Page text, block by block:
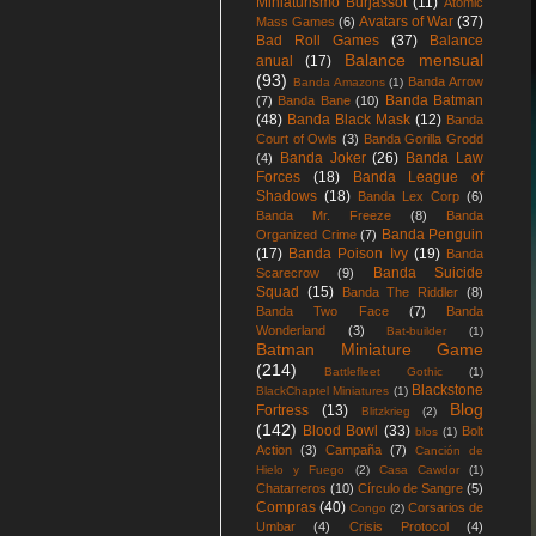
Mass Games (6) Avatars of War (37)
Bad Roll Games
(37)
Balance
anual
(17)
Balance mensual
(93)
Banda Amazons (1) Banda Arrow
(7) Banda Bane (10)
Banda Batman
(48) Banda Black Mask (12) Banda
Court of Owls (3) Banda Gorilla Grodd
(4)
Banda Joker (26) Banda Law
Forces
(18)
Banda League of
Shadows (18) Banda Lex Corp (6)
Banda Mr. Freeze
(8)
Banda
Organized Crime (7) Banda Penguin
(17) Banda Poison Ivy (19) Banda
Scarecrow
(9)
Banda Suicide
Squad
(15) Banda The Riddler (8)
Banda Two Face
(7)
Banda
Wonderland
(3) Bat-builder (1)
Batman Miniature Game
(214)
Battlefleet Gothic
(1)
BlackChaptel Miniatures (1) Blackstone
Fortress
(13) Blitzkrieg (2)
Blog
(142) Blood Bowl (33) blos (1) Bolt
Action (3) Campaña (7)
Canción de
Hielo y Fuego
(2) Casa Cawdor (1)
Chatarreros (10) Círculo de Sangre (5)
Compras (40) Congo (2) Corsarios de
Umbar
(4) Crisis Protocol (4)